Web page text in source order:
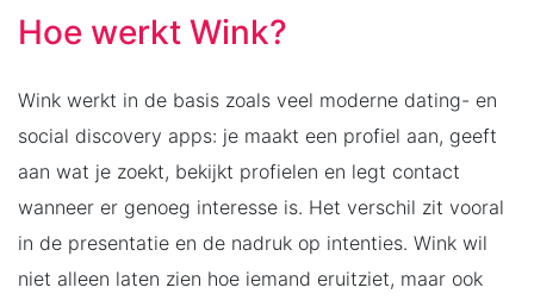
Hoe werkt Wink?
Wink werkt in de basis zoals veel moderne dating- en
social discovery apps: je maakt een profiel aan, geeft
aan wat je zoekt, bekijkt profielen en legt contact
wanneer er genoeg interesse is. Het verschil zit vooral
in de presentatie en de nadruk op intenties. Wink wil
niet alleen laten zien hoe iemand eruitziet, maar ook